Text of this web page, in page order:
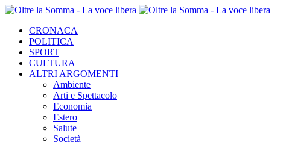
CRONACA
POLITICA
SPORT
CULTURA
ALTRI ARGOMENTI
Ambiente
Arti e Spettacolo
Economia
Estero
Salute
Società